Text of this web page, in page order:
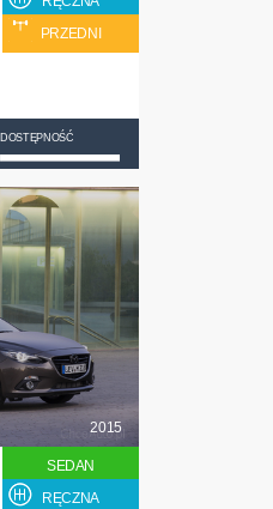
PRZEDNI
DOSTĘPNOŚĆ
2015
SEDAN
RĘCZNA